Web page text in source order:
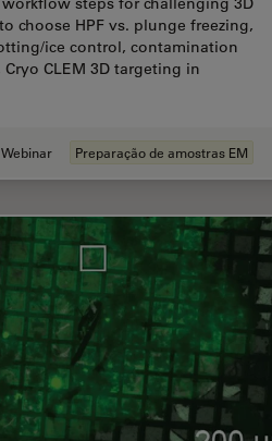
choose HPF vs. plunge freezing,
ice control, contamination
CLEM 3D targeting in
Webinar Preparação de amostras EM